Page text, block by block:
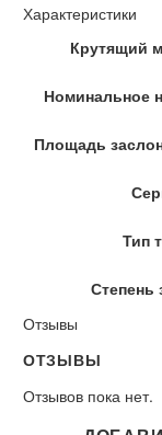
Характеристики
Крутящий
Номинальное
Площадь
Тип
Степень
Отзывы
ОТЗЫВЫ
Отзывов пока нет.